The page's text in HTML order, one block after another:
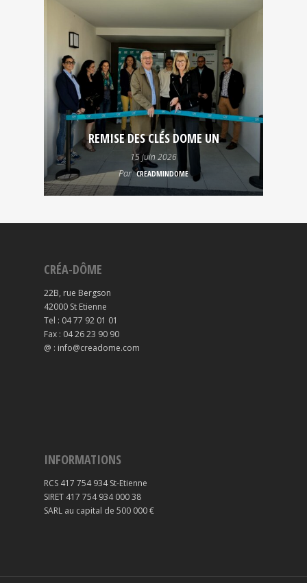
REMISE DES CLÉS DOME UN
15 juin 2026
Par CREADMINDOME
CRÉA-DÔME
22B, rue Bergson
42000 St Etienne
Tel : 04 77 92 01 01
Fax : 04 26 23 90 90
@ : info@creadome.com
INFORMATIONS
RCS 417 754 934 St-Etienne
SIRET 417 754 934 000 38
SARL au capital de 500 000 €